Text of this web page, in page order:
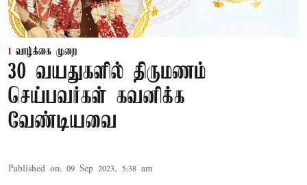
வாழ்க்கை முறை
30 வயதுகளில் திருமணம்
செய்பவர்கள் கவனிக்க
வேண்டியவை
Published on: 09 Sep 2023, 5:38 am